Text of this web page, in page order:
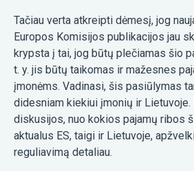
Tačiau verta atkreipti dėmesį, jog
Europos Komisijos publikacijos jau
krypsta į tai, jog būtų plečiamas šio
t. y. jis būtų taikomas ir mažesnes
įmonėms. Vadinasi, šis pasiūlymas
didesniam kiekiui įmonių ir
diskusijos, nuo kokios pajamų ribos
aktualus ES, taigi ir Lietuvoje,
reguliavimą detaliau.